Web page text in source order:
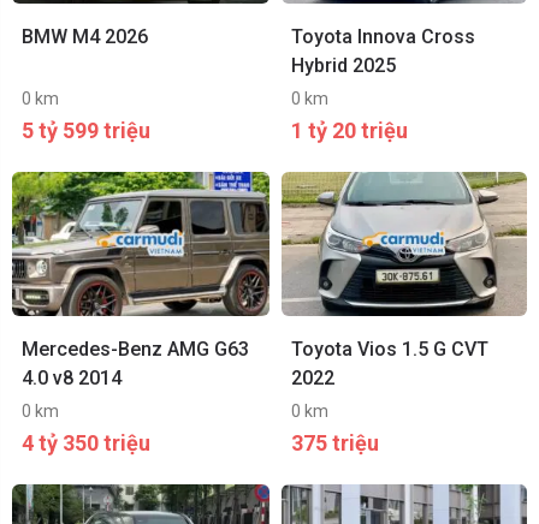
BMW M4 2026
0 km
5 tỷ 599 triệu
Toyota Innova Cross
Hybrid 2025
0 km
1 tỷ 20 triệu
Mercedes-Benz AMG G63
4.0 v8 2014
0 km
4 tỷ 350 triệu
Toyota Vios 1.5 G CVT
2022
0 km
375 triệu